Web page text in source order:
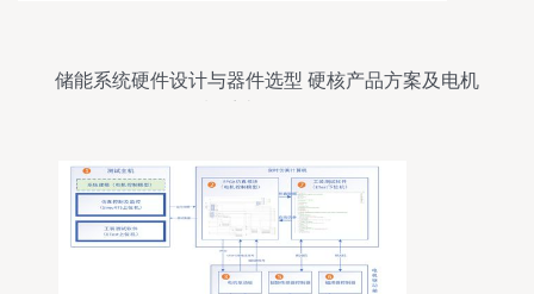
储能系统硬件设计与器件选型 硬核产品方案及电机